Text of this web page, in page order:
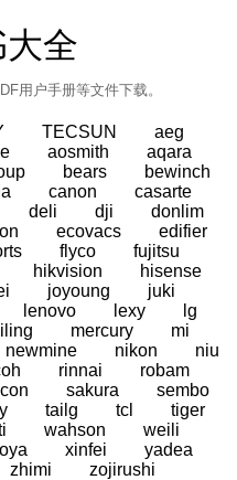
全
用户手册等文件下载。
TECSUN
aeg
aosmith
aqara
bears
bewinch
canon
casarte
deli dji
donlim
ecovacs
edifier
flyco
fujitsu
hikvision
hisense
joyoung
juki
lenovo lexy
lg
mercury
mi
newmine nikon
niu
rinnai
robam
sakura
sembo
tailg tcl
tiger
wahson
weili
xinfei
yadea
zhimi zojirushi